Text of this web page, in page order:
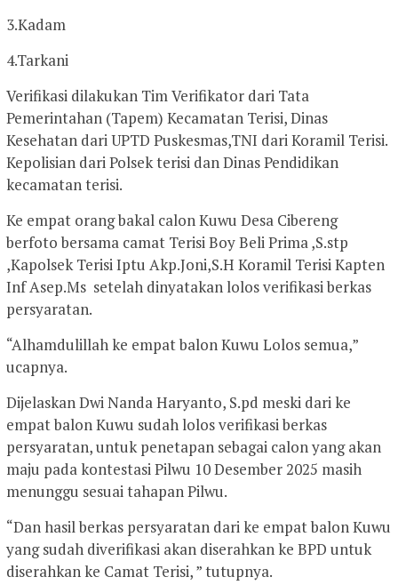
3.Kadam
4.Tarkani
Verifikasi dilakukan Tim Verifikator dari Tata
Pemerintahan (Tapem) Kecamatan Terisi, Dinas
Kesehatan dari UPTD Puskesmas,TNI dari Koramil Terisi.
Kepolisian dari Polsek terisi dan Dinas Pendidikan
kecamatan terisi.
Ke empat orang bakal calon Kuwu Desa Cibereng
berfoto bersama camat Terisi Boy Beli Prima ,S.stp
,Kapolsek Terisi Iptu Akp.Joni,S.H Koramil Terisi Kapten
Inf Asep.Ms setelah dinyatakan lolos verifikasi berkas
persyaratan.
“Alhamdulillah ke empat balon Kuwu Lolos semua,”
ucapnya.
Dijelaskan Dwi Nanda Haryanto, S.pd meski dari ke
empat balon Kuwu sudah lolos verifikasi berkas
persyaratan, untuk penetapan sebagai calon yang akan
maju pada kontestasi Pilwu 10 Desember 2025 masih
menunggu sesuai tahapan Pilwu.
“Dan hasil berkas persyaratan dari ke empat balon Kuwu
yang sudah diverifikasi akan diserahkan ke BPD untuk
diserahkan ke Camat Terisi, ” tutupnya.